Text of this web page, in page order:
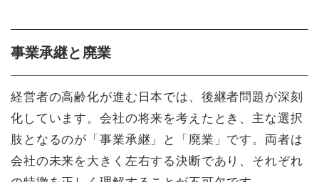
事業承継と廃業
経営者の高齢化が進む日本では、後継者問題が深刻
化しています。会社の将来を考えたとき、主な選択
肢となるのが「事業承継」と「廃業」です。両者は
会社の未来を大きく左右する決断であり、それぞれ